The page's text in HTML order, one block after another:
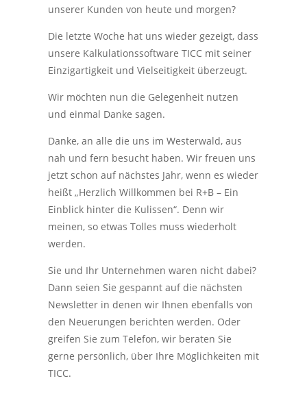
unserer Kunden von heute und morgen?
Die letzte Woche hat uns wieder gezeigt, dass
unsere Kalkulationssoftware TICC mit seiner
Einzigartigkeit und Vielseitigkeit überzeugt.
Wir möchten nun die Gelegenheit nutzen
und einmal Danke sagen.
Danke, an alle die uns im Westerwald, aus
nah und fern besucht haben. Wir freuen uns
jetzt schon auf nächstes Jahr, wenn es wieder
heißt „Herzlich Willkommen bei R+B – Ein
Einblick hinter die Kulissen“. Denn wir
meinen, so etwas Tolles muss wiederholt
werden.
Sie und Ihr Unternehmen waren nicht dabei?
Dann seien Sie gespannt auf die nächsten
Newsletter in denen wir Ihnen ebenfalls von
den Neuerungen berichten werden. Oder
greifen Sie zum Telefon, wir beraten Sie
gerne persönlich, über Ihre Möglichkeiten mit
TICC.